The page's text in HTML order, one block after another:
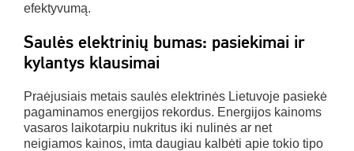
efektyvumą.
Saulės elektrinių bumas: pasiekimai ir
kylantys klausimai
Praėjusiais metais saulės elektrinės Lietuvoje pasiekė
pagaminamos energijos rekordus. Energijos kainoms
vasaros laikotarpiu nukritus iki nulinės ar net
neigiamos kainos, imta daugiau kalbėti apie tokio tipo